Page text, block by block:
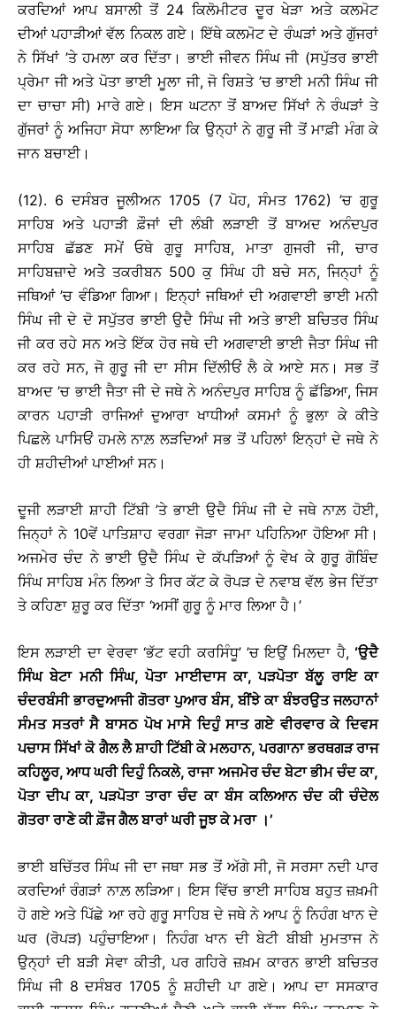
ਕਰਦਿਆਂ ਆਪ ਬਸਾਲੀ ਤੋਂ 24 ਕਿਲੋਮੀਟਰ ਦੂਰ ਖੇੜਾ ਅਤੇ ਕਲਮੋਟ
ਦੀਆਂ ਪਹਾੜੀਆਂ ਵੱਲ ਨਿਕਲ ਗਏ। ਇੱਥੇ ਕਲਮੋਟ ਦੇ ਰੰਘੜਾਂ ਅਤੇ ਗੁੱਜਰਾਂ
ਨੇ ਸਿੱਖਾਂ ’ਤੇ ਹਮਲਾ ਕਰ ਦਿੱਤਾ। ਭਾਈ ਜੀਵਨ ਸਿੰਘ ਜੀ (ਸਪੁੱਤਰ ਭਾਈ
ਪ੍ਰੇਮਾ ਜੀ ਅਤੇ ਪੋਤਾ ਭਾਈ ਮੂਲਾ ਜੀ, ਜੋ ਰਿਸ਼ਤੇ ’ਚ ਭਾਈ ਮਨੀ ਸਿੰਘ ਜੀ
ਦਾ ਚਾਚਾ ਸੀ) ਮਾਰੇ ਗਏ। ਇਸ ਘਟਨਾ ਤੋਂ ਬਾਅਦ ਸਿੱਖਾਂ ਨੇ ਰੰਘੜਾਂ ਤੇ
ਗੁੱਜਰਾਂ ਨੂੰ ਅਜਿਹਾ ਸੋਧਾ ਲਾਇਆ ਕਿ ਉਨ੍ਹਾਂ ਨੇ ਗੁਰੂ ਜੀ ਤੋਂ ਮਾਫ਼ੀ ਮੰਗ ਕੇ
ਜਾਨ ਬਚਾਈ।
(12). 6 ਦਸੰਬਰ ਜੂਲੀਅਨ 1705 (7 ਪੋਹ, ਸੰਮਤ 1762) ’ਚ ਗੁਰੂ
ਸਾਹਿਬ ਅਤੇ ਪਹਾੜੀ ਫ਼ੌਜਾਂ ਦੀ ਲੰਬੀ ਲੜਾਈ ਤੋਂ ਬਾਅਦ ਅਨੰਦਪੁਰ
ਸਾਹਿਬ ਛੱਡਣ ਸਮੇਂ ਓਥੇ ਗੁਰੂ ਸਾਹਿਬ, ਮਾਤਾ ਗੁਜਰੀ ਜੀ, ਚਾਰ
ਸਾਹਿਬਜ਼ਾਦੇ ਅਤੇੇ ਤਕਰੀਬਨ 500 ਕੁ ਸਿੰਘ ਹੀ ਬਚੇ ਸਨ, ਜਿਨ੍ਹਾਂ ਨੂੰ
ਜਥਿਆਂ ’ਚ ਵੰਡਿਆ ਗਿਆ। ਇਨ੍ਹਾਂ ਜਥਿਆਂ ਦੀ ਅਗਵਾਈ ਭਾਈ ਮਨੀ
ਸਿੰਘ ਜੀ ਦੇ ਦੋ ਸਪੁੱਤਰ ਭਾਈ ਉਦੈ ਸਿੰਘ ਜੀ ਅਤੇ ਭਾਈ ਬਚਿਤਰ ਸਿੰਘ
ਜੀ ਕਰ ਰਹੇ ਸਨ ਅਤੇ ਇੱਕ ਹੋਰ ਜਥੇ ਦੀ ਅਗਵਾਈ ਭਾਈ ਜੈਤਾ ਸਿੰਘ ਜੀ
ਕਰ ਰਹੇ ਸਨ, ਜੋ ਗੁਰੂ ਜੀ ਦਾ ਸੀਸ ਦਿੱਲੀਓਂ ਲੈ ਕੇ ਆਏ ਸਨ। ਸਭ ਤੋਂ
ਬਾਅਦ ’ਚ ਭਾਈ ਜੈਤਾ ਜੀ ਦੇ ਜਥੇ ਨੇ ਅਨੰਦਪੁਰ ਸਾਹਿਬ ਨੂੰ ਛੱਡਿਆ, ਜਿਸ
ਕਾਰਨ ਪਹਾੜੀ ਰਾਜਿਆਂ ਦੁਆਰਾ ਖਾਧੀਆਂ ਕਸਮਾਂ ਨੂੰ ਭੁਲਾ ਕੇ ਕੀਤੇ
ਪਿਛਲੇ ਪਾਸਿਓਂ ਹਮਲੇ ਨਾਲ਼ ਲੜਦਿਆਂ ਸਭ ਤੋਂ ਪਹਿਲਾਂ ਇਨ੍ਹਾਂ ਦੇ ਜਥੇ ਨੇ
ਹੀ ਸ਼ਹੀਦੀਆਂ ਪਾਈਆਂ ਸਨ।
ਦੂਜੀ ਲੜਾਈ ਸ਼ਾਹੀ ਟਿੱਬੀ ’ਤੇ ਭਾਈ ਉਦੈ ਸਿੰਘ ਜੀ ਦੇ ਜਥੇ ਨਾਲ਼ ਹੋਈ,
ਜਿਨ੍ਹਾਂ ਨੇ 10ਵੇਂ ਪਾਤਿਸ਼ਾਹ ਵਰਗਾ ਜੋੜਾ ਜਾਮਾ ਪਹਿਨਿਆ ਹੋਇਆ ਸੀ।
ਅਜਮੇਰ ਚੰਦ ਨੇ ਭਾਈ ਉਦੈ ਸਿੰਘ ਦੇ ਕੱਪੜਿਆਂ ਨੂੰ ਵੇਖ ਕੇ ਗੁਰੂ ਗੋਬਿੰਦ
ਸਿੰਘ ਸਾਹਿਬ ਮੰਨ ਲਿਆ ਤੇ ਸਿਰ ਕੱਟ ਕੇ ਰੋਪੜ ਦੇ ਨਵਾਬ ਵੱਲ ਭੇਜ ਦਿੱਤਾ
ਤੇ ਕਹਿਣਾ ਸ਼ੁਰੂ ਕਰ ਦਿੱਤਾ ‘ਅਸੀਂ ਗੁਰੂ ਨੂੰ ਮਾਰ ਲਿਆ ਹੈ।’
ਇਸ ਲੜਾਈ ਦਾ ਵੇਰਵਾ ‘ਭੱਟ ਵਹੀ ਕਰਸਿੰਧੂ’ ’ਚ ਇਉਂ ਮਿਲਦਾ ਹੈ, ‘ਉਦੈ
ਸਿੰਘ ਬੇਟਾ ਮਨੀ ਸਿੰਘ, ਪੋਤਾ ਮਾਈਦਾਸ ਕਾ, ਪੜਪੋਤਾ ਬੱਲੂ ਰਾਇ ਕਾ
ਚੰਦਰਬੰਸੀ ਭਾਰਦੁਆਜੀ ਗੋਤਰਾ ਪੁਆਰ ਬੰਸ, ਬੀਂਝੇ ਕਾ ਬੰਝਰਉਤ ਜਲਹਾਨਾਂ
ਸੰਮਤ ਸਤਰਾਂ ਸੈ ਬਾਸਠ ਪੋਖ ਮਾਸੇ ਦਿਹੁੰ ਸਾਤ ਗਏ ਵੀਰਵਾਰ ਕੇ ਦਿਵਸ
ਪਚਾਸ ਸਿੱਖਾਂ ਕੋ ਗੈਲ ਲੈ ਸ਼ਾਹੀ ਟਿੱਬੀ ਕੇ ਮਲਹਾਨ, ਪਰਗਾਨਾ ਭਰਥਗੜ ਰਾਜ
ਕਹਿਲੂਰ, ਆਧ ਘਰੀ ਦਿਹੁੰ ਨਿਕਲੇ, ਰਾਜਾ ਅਜਮੇਰ ਚੰਦ ਬੇਟਾ ਭੀਮ ਚੰਦ ਕਾ,
ਪੋਤਾ ਦੀਪ ਕਾ, ਪੜਪੋਤਾ ਤਾਰਾ ਚੰਦ ਕਾ ਬੰਸ ਕਲਿਆਨ ਚੰਦ ਕੀ ਚੰਦੇਲ
ਗੋਤਰਾ ਰਾਣੇ ਕੀ ਫ਼ੌਜ ਗੈਲ ਬਾਰਾਂ ਘਰੀ ਜੂਝ ਕੇ ਮਰਾ ।’
ਭਾਈ ਬਚਿੱਤਰ ਸਿੰਘ ਜੀ ਦਾ ਜਥਾ ਸਭ ਤੋਂ ਅੱਗੇ ਸੀ, ਜੋ ਸਰਸਾ ਨਦੀ ਪਾਰ
ਕਰਦਿਆਂ ਰੰਗੜਾਂ ਨਾਲ਼ ਲੜਿਆ। ਇਸ ਵਿੱਚ ਭਾਈ ਸਾਹਿਬ ਬਹੁਤ ਜ਼ਖ਼ਮੀ
ਹੋ ਗਏ ਅਤੇ ਪਿੱਛੇ ਆ ਰਹੇ ਗੁਰੂ ਸਾਹਿਬ ਦੇ ਜਥੇ ਨੇ ਆਪ ਨੂੰ ਨਿਹੰਗ ਖਾਨ ਦੇ
ਘਰ (ਰੋਪੜ) ਪਹੁੰਚਾਇਆ। ਨਿਹੰਗ ਖਾਨ ਦੀ ਬੇਟੀ ਬੀਬੀ ਮੁਮਤਾਜ ਨੇ
ਉਨ੍ਹਾਂ ਦੀ ਬੜੀ ਸੇਵਾ ਕੀਤੀ, ਪਰ ਗਹਿਰੇ ਜ਼ਖ਼ਮ ਕਾਰਨ ਭਾਈ ਬਚਿਤਰ
ਸਿੰਘ ਜੀ 8 ਦਸੰਬਰ 1705 ਨੂੰ ਸ਼ਹੀਦੀ ਪਾ ਗਏ। ਆਪ ਦਾ ਸਸਕਾਰ